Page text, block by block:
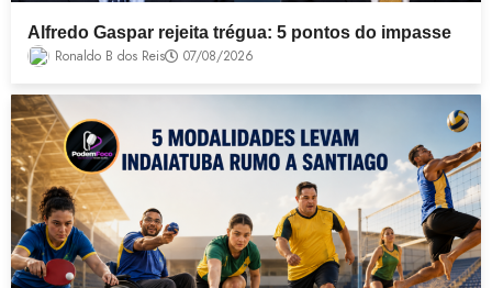
Alfredo Gaspar rejeita trégua: 5 pontos do impasse
Ronaldo B dos Reis 07/08/2026